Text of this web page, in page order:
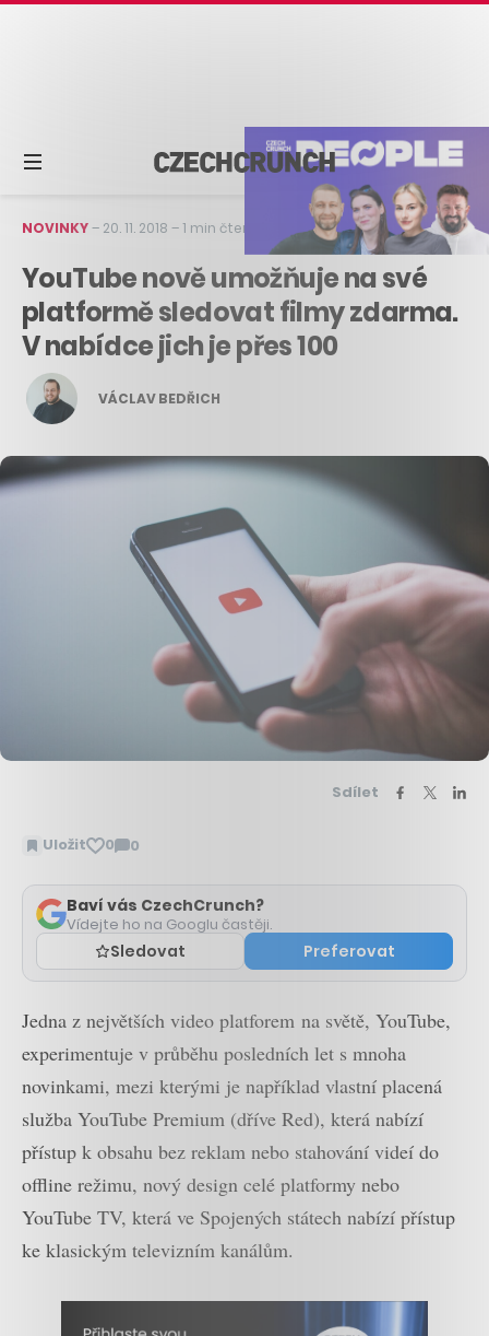
NOVINKY– 20. 11. 2018 –1 min čtení
YouTube nově umožňuje na své
platformě sledovat filmy zdarma.
V nabídce jich je přes 100
VÁCLAV BEDŘICH
Sdílet
Uložit 0 0
Zobrazit
Baví vás CzechCrunch?
Vídejte ho na Googlu častěji.
Sledovat Preferovat
Jedna z největších video platforem na světě, YouTube,
experimentuje v průběhu posledních let s mnoha
novinkami, mezi kterými je například vlastní placená
služba YouTube Premium (dříve Red), která nabízí
přístup k obsahu bez reklam nebo stahování videí do
offline režimu, nový design celé platformy nebo
YouTube TV, která ve Spojených státech nabízí přístup
ke klasickým televizním kanálům.